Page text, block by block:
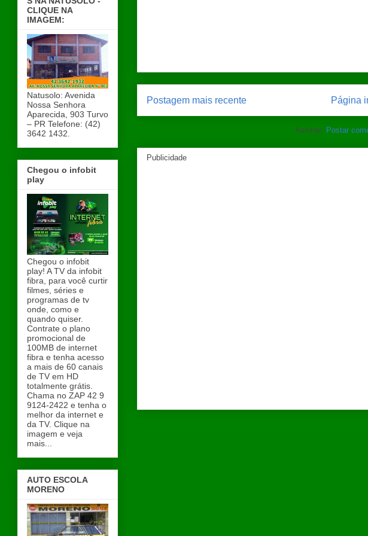
Postagem mais recente Página
Assinar: Postar
Publicidade
CLIQUE NA
IMAGEM:
Natusolo: Avenida
Nossa Senhora
Aparecida, 903 Turvo
– PR Telefone: (42)
3642 1432.
Chegou o infobit
play
Chegou o infobit
play! A TV da infobit
fibra, para você curtir
filmes, séries e
programas de tv
onde, como e
quando quiser.
Contrate o plano
promocional de
100MB de internet
fibra e tenha acesso
a mais de 60 canais
de TV em HD
totalmente grátis.
Chama no ZAP 42 9
9124-2422 e tenha o
melhor da internet e
da TV. Clique na
imagem e veja
mais...
AUTO ESCOLA
MORENO